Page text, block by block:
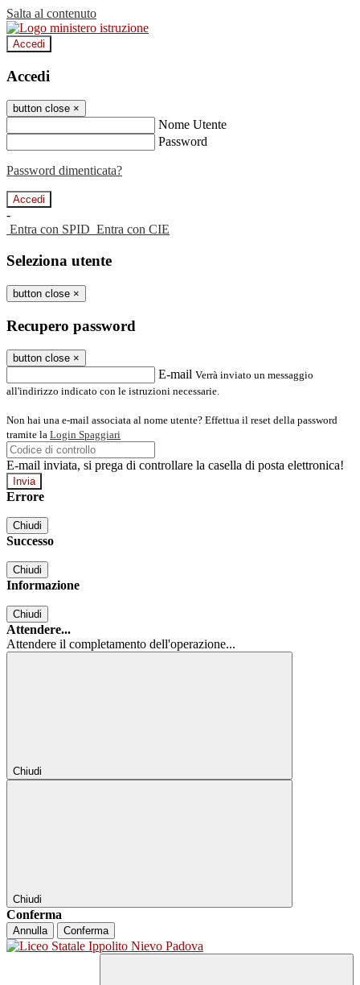
Salta al contenuto
Accedi
Accedi
button close ×
Nome Utente
Password
Password dimenticata?
-
Entra con SPID Entra con CIE
Seleziona utente
button close ×
Recupero password
button close ×
E-mail Verrà inviato un messaggio
all'indirizzo indicato con le istruzioni necessarie.
Non hai una e-mail associata al nome utente? Effettua il reset della password
tramite la Login Spaggiari
E-mail inviata, si prega di controllare la casella di posta elettronica!
Errore
Chiudi
Successo
Chiudi
Informazione
Chiudi
Attendere...
Attendere il completamento dell'operazione...
Chiudi
Chiudi
Conferma
Annulla Conferma